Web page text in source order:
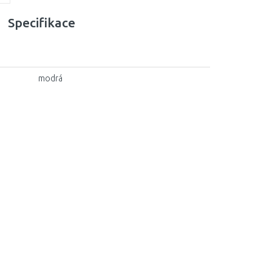
Specifikace
modrá